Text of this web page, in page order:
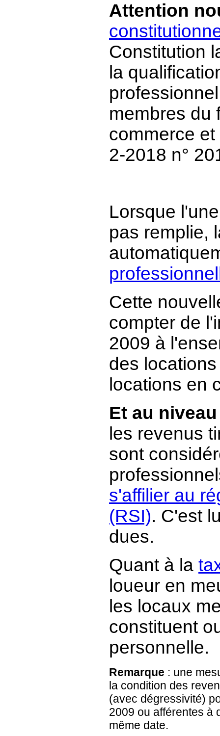
Attention
Constitution
la
membres du
commerce
2-2018 n°
Lorsque
pas remplie,
Cette
compter de
2009 à
des
locations en
Et au
les revenus
sont
s'affilier au
(RSI). C'est
dues.
Quant à la
loueur en
les locaux
constituent
personnelle.
Remarque : une
la condition des
(avec dégressivité)
2009 ou afférentes à
même date.